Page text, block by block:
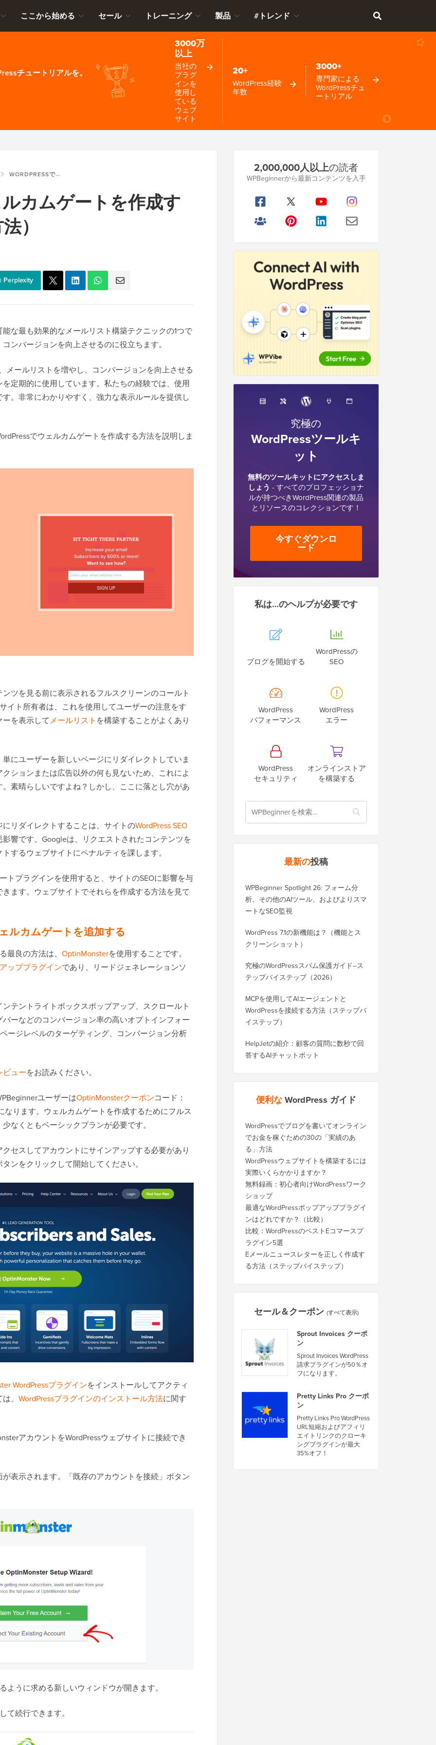
ここから始める セール トレーニング 製品 #トレンド
チュートリアルを。
3000万
以上
当社の
プラグ
インを
使用し
ている
ウェブ
サイト
20+
WordPress経験
年数
3000+
専門家による
WordPressチュ
ートリアル
WORDPRESSでウェルカムゲートを作成する方法（簡単な方法）
カムゲートを作成す
）
Perplexity
な最も効果的なメールリスト構築テクニックの1つで
ンバージョンを向上させるのに役立ちます。
メールリストを増やし、コンバージョンを向上させる
定期的に使用しています。私たちの経験では、使用
。非常にわかりやすく、強力な表示ルールを提供し
でウェルカムゲートを作成する方法を説明しま
ツを見る前に表示されるフルスクリーンのコールト
イト所有者は、これを使用してユーザーの注意をす
を表示してメールリスト を構築することがよくあり
にユーザーを新しいページにリダイレクトしていま
ションまたは広告以外の何も見ないため、これによ
素晴らしいですよね？しかし、ここに落とし穴があ
リダイレクトすることは、サイトのWordPress SEO
響です。Googleは、リクエストされたコンテンツを
するウェブサイトにペナルティを課します。
トプラグインを使用すると、サイトのSEOに影響を与
ます。ウェブサイトでそれらを作成する方法を見て
ルカムゲートを追加する
最良の方法は、 OptinMonsterを使用することです。
ッププラグインであり、リードジェネレーションソ
テントライトボックスポップアップ、スクロールト
ーなどのコンバージョン率の高いオプトインフォー
ージレベルのターゲティング、コンバージョン分析
ビューをお読みください。
ユーザーはOptinMonsterクーポンコード：
なります。ウェルカムゲートを作成するためにフルス
なくともベーシックプランが必要です。
セスしてアカウントにサインアップする必要があり
ンをクリックして開始してください。
WordPressプラグインをインストールしてアクティ
、 WordPressプラグインのインストール方法に関す
アカウントをWordPressウェブサイトに接続でき
表示されます。「既存のアカウントを接続」ボタン
ように求める新しいウィンドウが開きます。
て続行できます。
サ
ー
2,000,000人以上の読者
WPBeginnerから最新コンテンツを入手
究極の
WordPressツールキ
ット
無料のツールキットにアクセスしま
しょう - すべてのプロフェッショナ
ルが持つべきWordPress関連の製品
とリソースのコレクションです！
今すぐダウンロ
ード
私は…のヘルプが必要です
ブログを開始する
WordPressの
SEO
WordPress
パフォーマンス
WordPress
エラー
WordPress
セキュリティ
オンラインストア
を構築する
最新の投稿
WPBeginner Spotlight 26: フォーム分
析、その他のAIツール、およびよりスマ
ートなSEO監視
WordPress 7.1の新機能は？（機能とス
クリーンショット）
究極のWordPressスパム保護ガイド–ス
テップバイステップ（2026）
MCPを使用してAIエージェントと
WordPressを接続する方法（ステップバ
イステップ）
HelpJetの紹介：顧客の質問に数秒で回
答するAIチャットボット
便利なWordPress ガイド
WordPressでブログを書いてオンライン
でお金を稼ぐための30の「実績のあ
る」方法
WordPressウェブサイトを構築するには
実際いくらかかりますか？
無料録画：初心者向けWordPressワーク
ショップ
最適なWordPressポップアッププラグイ
ンはどれですか？（比較）
比較：WordPressのベストEコマースプ
ラグイン5選
Eメールニュースレターを正しく作成す
る方法（ステップバイステップ）
セール＆クーポン (すべて表示)
Sprout Invoices クーポ
ン
Sprout Invoices WordPress
請求プラグインが50％オ
フになります。
Pretty Links Pro クーポ
ン
Pretty Links Pro WordPress
URL短縮およびアフィリ
エイトリンクのクローキ
ングプラグインが最大
35%オフ！